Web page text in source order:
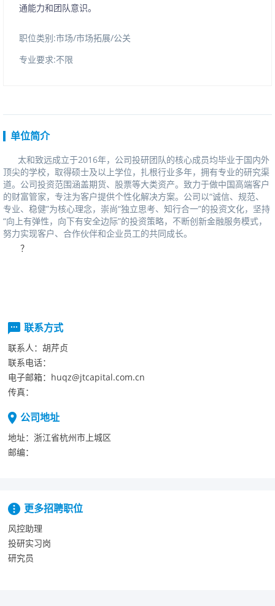
通能力和团队意识。
职位类别:市场/市场拓展/公关
专业要求:不限
单位简介
太和致远成立于2016年， 公司投研团队的核心成员均毕业于国内外
顶尖的学校，取得硕士及以上学位，扎根行业多年，拥有专业的研究渠
道。公司投资范围涵盖期货、股票等大类资产。致力于做中国高端客户
的财富管家，专注为客户提供个性化解决方案。公司以“诚信、规范、
专业、稳健”为核心理念，崇尚“独立思考、知行合一”的投资文化，坚持
“向上有弹性，向下有安全边际”的投资策略，不断创新金融服务模式，
努力实现客户、合作伙伴和企业员工的共同成长。
？
联系方式
联系人： 胡芹贞
联系电话：
电子邮箱： huqz@jtcapital.com.cn
传真：
公司地址
地址： 浙江省杭州市上城区
邮编：
更多招聘职位
风控助理
投研实习岗
研究员